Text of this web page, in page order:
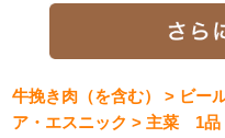
牛挽き肉（を含む） > ビー
ア・エスニック > 主菜 1品